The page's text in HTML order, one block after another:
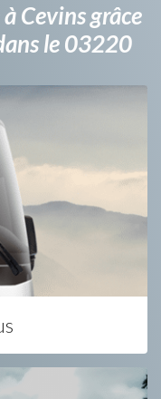
Cevins grâce
le 03220